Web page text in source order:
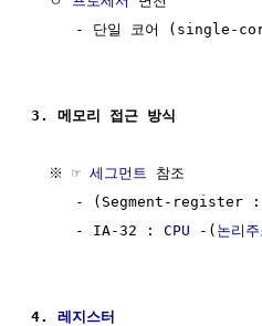
- 단일 코어 (single-
3. 메모리 접근 방식
  ※ ☞
세그먼트
참조
- (Segment-register
     - IA-32 :
CPU -( 논리주
4. 레지스터